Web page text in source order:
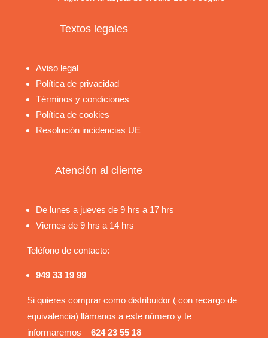
Textos legales
Aviso legal
Política de privacidad
Términos y condiciones
Política de cookies
Resolución incidencias UE
Atención al cliente
De lunes a jueves de 9 hrs a 17 hrs
Viernes de 9 hrs a 14 hrs
Teléfono de contacto:
949 33 19 99
Si quieres comprar como distribuidor ( con recargo de
equivalencia) llámanos a este número y te
informaremos –624 23 55 18